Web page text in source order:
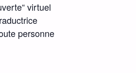
virtuel
personne